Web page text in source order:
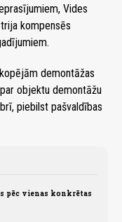
Vides
kompensēs
demontāžas
objektu demontāžu
piebilst pašvaldības
pēc vienas konkrētas